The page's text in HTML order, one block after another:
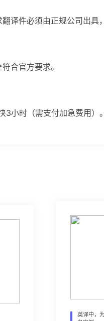
译件必须由正规公司出具
合官方要求。
3小时（需支付加急费用）。
英译中，